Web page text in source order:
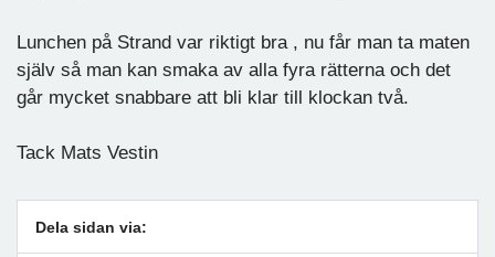
Lunchen på Strand var riktigt bra , nu får man ta maten
själv så man kan smaka av alla fyra rätterna och det
går mycket snabbare att bli klar till klockan två.
Tack Mats Vestin
Dela sidan via: